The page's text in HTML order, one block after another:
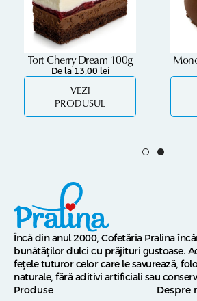
Tort Cherry Dream 100g
De la 13,00 lei
VEZI
PRODUSUL
Încă din anul 2000, Cofetăria Pralina
bunătăților dulci cu prăjituri gustoase.
fețele tuturor celor care le savurează,
naturale, fără aditivi artificiali sau
Produse
Despre